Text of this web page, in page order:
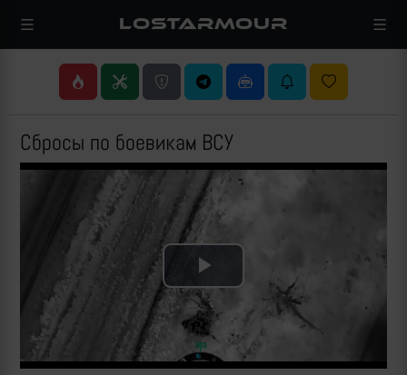
LOSTARMOUR
Сбросы по боевикам ВСУ
Play
Video